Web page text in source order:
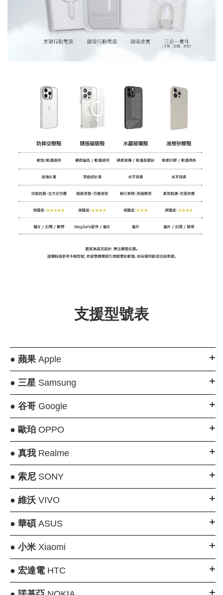
支援型號表
● 蘋果Apple
● 三星Samsung
● 谷哥Google
● 歐珀OPPO
● 真我Realme
● 索尼SONY
● 維沃VIVO
● 華碩 ASUS
● 小米Xiaomi
● 宏達電HTC